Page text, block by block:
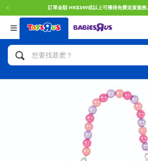
訂單金額 HK$349或以上可獲得免費送貨服務。了解更多
返回
分類目錄
人氣英雄,角色扮演,射擊玩具
拼砌組合及樂高LEGO
玩具車,貨車,火車及遙控系列
返回
品牌
Brunch Brother 早午餐兄弟
Spider-Man蜘蛛俠
返回
年齢
0~2歳